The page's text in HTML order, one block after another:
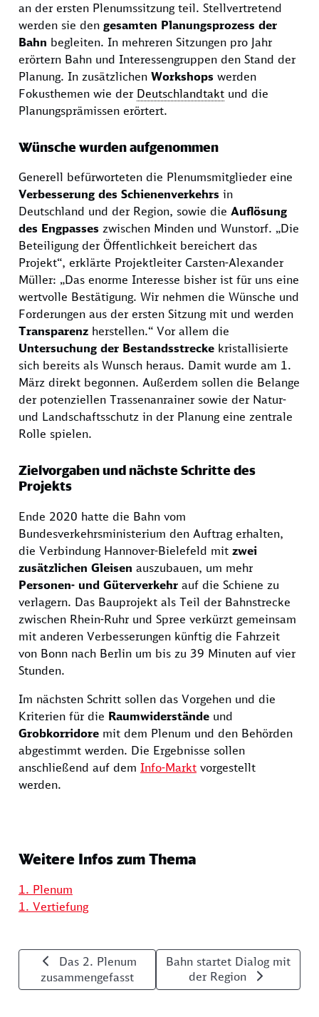
an der ersten Plenumssitzung teil. Stellvertretend
werden sie den gesamten Planungsprozess der
Bahn begleiten. In mehreren Sitzungen pro Jahr
erörtern Bahn und Interessengruppen den Stand der
Planung. In zusätzlichen Workshops werden
Fokusthemen wie der Deutschlandtakt und die
Planungsprämissen erörtert.
Wünsche wurden aufgenommen
Generell befürworteten die Plenumsmitglieder eine
Verbesserung des Schienenverkehrs in
Deutschland und der Region, sowie die Auflösung
des Engpasses zwischen Minden und Wunstorf. „Die
Beteiligung der Öffentlichkeit bereichert das
Projekt“, erklärte Projektleiter Carsten-Alexander
Müller: „Das enorme Interesse bisher ist für uns eine
wertvolle Bestätigung. Wir nehmen die Wünsche und
Forderungen aus der ersten Sitzung mit und werden
Transparenz herstellen.“ Vor allem die
Untersuchung der Bestandsstrecke kristallisierte
sich bereits als Wunsch heraus. Damit wurde am 1.
März direkt begonnen. Außerdem sollen die Belange
der potenziellen Trassenanrainer sowie der Natur-
und Landschaftsschutz in der Planung eine zentrale
Rolle spielen.
Zielvorgaben und nächste Schritte des
Projekts
Ende 2020 hatte die Bahn vom
Bundesverkehrsministerium den Auftrag erhalten,
die Verbindung Hannover-Bielefeld mit zwei
zusätzlichen Gleisen auszubauen, um mehr
Personen- und Güterverkehr auf die Schiene zu
verlagern. Das Bauprojekt als Teil der Bahnstrecke
zwischen Rhein-Ruhr und Spree verkürzt gemeinsam
mit anderen Verbesserungen künftig die Fahrzeit
von Bonn nach Berlin um bis zu 39 Minuten auf vier
Stunden.
Im nächsten Schritt sollen das Vorgehen und die
Kriterien für die Raumwiderstände und
Grobkorridore mit dem Plenum und den Behörden
abgestimmt werden. Die Ergebnisse sollen
anschließend auf dem Info-Markt vorgestellt
werden.
Weitere Infos zum Thema
1. Plenum
1. Vertiefung
Weiterblättern: Rückblick auf das 1.
Das 2. Plenum
zusammengefasst
Bahn startet Dialog mit
der Region